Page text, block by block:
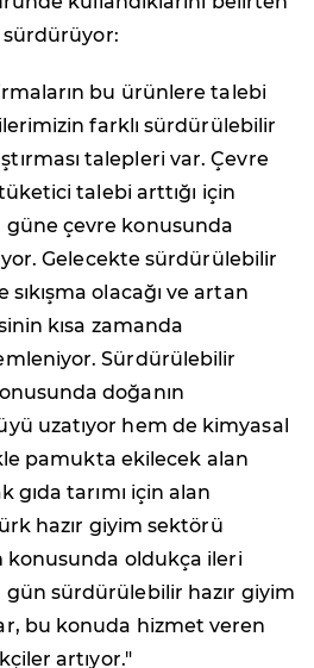
sürdürüyor:
bu ürünlere talebi
farklı sürdürülebilir
talepleri var. Çevre
talebi arttığı için
çevre konusunda
Gelecekte sürdürülebilir
olacağı ve artan
kısa zamanda
Sürdürülebilir
doğanın
uzatıyor hem de kimyasal
pamukta ekilecek alan
gıda tarımı için alan
hazır giyim sektörü
oldukça ileri
sürdürülebilir hazır giyim
bu konuda hizmet veren
artıyor."